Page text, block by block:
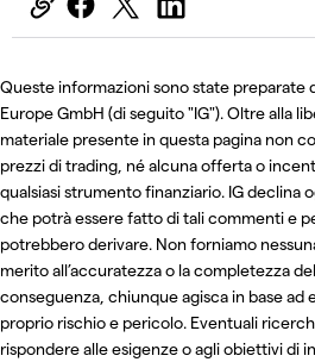
Queste informazioni sono state preparate
Europe GmbH (di seguito "IG"). Oltre alla
materiale presente in questa pagina non
prezzi di trading, né alcuna offerta o
qualsiasi strumento finanziario. IG declina
che potrà essere fatto di tali commenti e
potrebbero derivare. Non forniamo
merito all’accuratezza o la completezza
conseguenza, chiunque agisca in base ad
proprio rischio e pericolo. Eventuali
rispondere alle esigenze o agli obiettivi di